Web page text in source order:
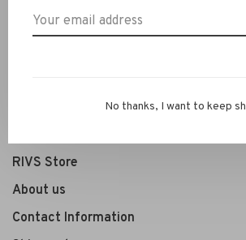
Shoes
RIVS Store
About us
Contact Information
No thanks, I want to keep